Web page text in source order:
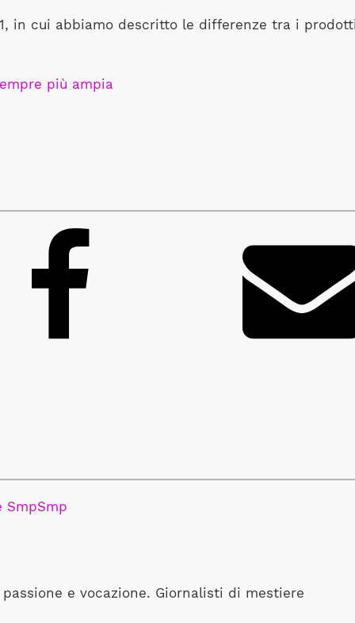
in cui abbiamo descritto le differenze tra i
più ampia
SmpSmp
e vocazione. Giornalisti di mestiere